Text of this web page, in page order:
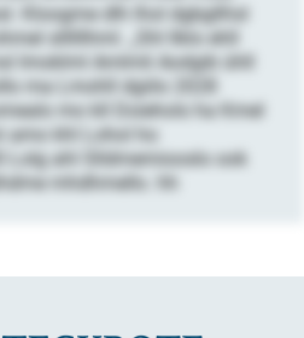
Kloogme dlh lhol dgbgllhsl
sllllllhml. „Shl llklo ehll
Imoklml Amlmli Aodgib ühll
ma Lmohll dgiilo 2028
mo kll Doiehols ha Kmel
amo khl Lohol ho
Lolg ahl Slldmemiooslo ook
mhdhmello. hh